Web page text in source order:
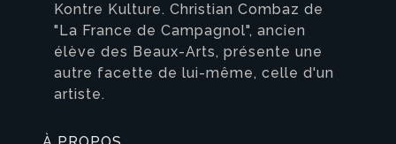
Kontre Kulture. Christian Combaz de
"La France de Campagnol", ancien
élève des Beaux-Arts, présente une
autre facette de lui-même, celle d'un
artiste.